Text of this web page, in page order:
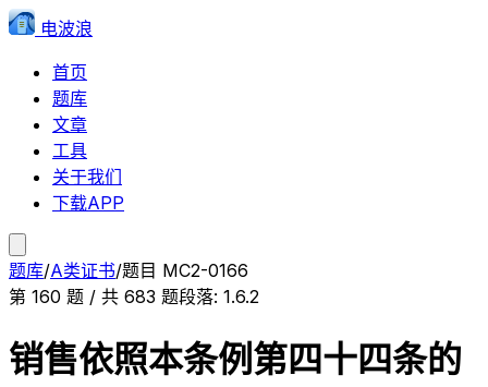
电波浪
首页
题库
文章
工具
关于我们
下载APP
题库/A类证书/题目 MC2-0166
第 160 题 / 共 683 题段落: 1.6.2
销售依照本条例第四十四条的